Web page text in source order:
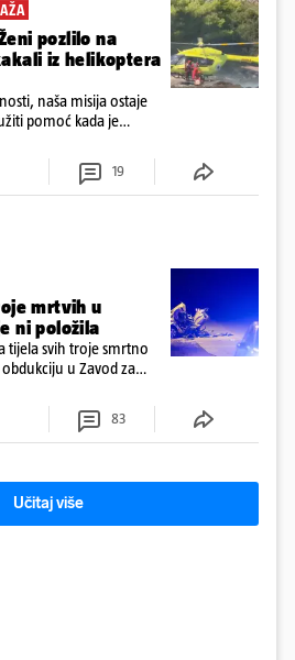
pozlilo na
iz helikoptera
naša misija ostaje
pomoć kada je
19
mrtvih u
ni položila
tijela svih troje smrtno
u Zavod za
istraživanje
83
Učitaj više